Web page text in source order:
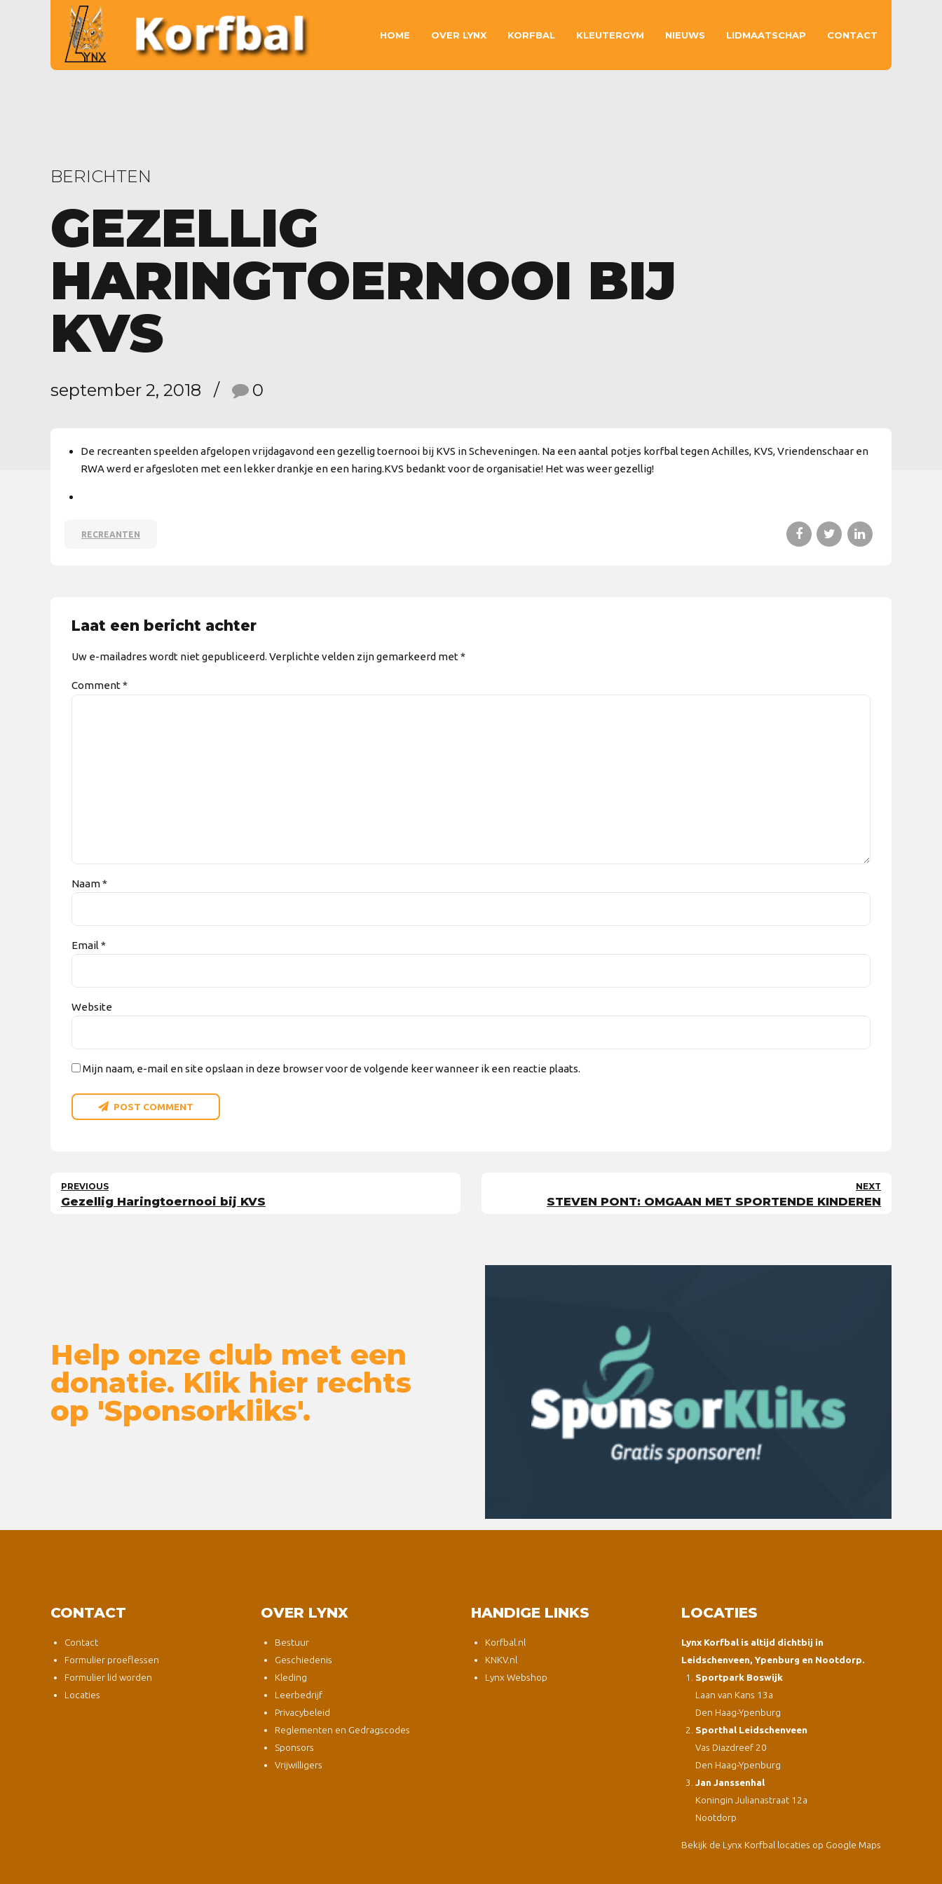
HOME OVER LYNX KORFBAL KLEUTERGYM NIEUWS LIDMAATSCHAP CONTACT
BERICHTEN
GEZELLIG
HARINGTOERNOOI BIJ
KVS
september 2, 2018 0
De recreanten speelden afgelopen vrijdagavond een gezellig toernooi bij KVS in Scheveningen. Na een aantal potjes korfbal tegen Achilles, KVS, Vriendenschaar en
RWA werd er afgesloten met een lekker drankje en een haring.KVS bedankt voor de organisatie! Het was weer gezellig!
RECREANTEN
Laat een bericht achter
Uw e-mailadres wordt niet gepubliceerd. Verplichte velden zijn gemarkeerd met *
Comment*
Naam *
Email *
Website
Mijn naam, e-mail en site opslaan in deze browser voor de volgende keer wanneer ik een reactie plaats.
POST COMMENT
PREVIOUS
Gezellig Haringtoernooi bij KVS
NEXT
STEVEN PONT: OMGAAN MET SPORTENDE KINDEREN
Help onze club met een
donatie. Klik hier rechts
op 'Sponsorkliks'.
CONTACT
Contact
Formulier proeflessen
Formulier lid worden
Locaties
OVER LYNX
Bestuur
Geschiedenis
Kleding
Leerbedrijf
Privacybeleid
Reglementen en Gedragscodes
Sponsors
Vrijwilligers
HANDIGE LINKS
Korfbal.nl
KNKV.nl
Lynx Webshop
LOCATIES
Lynx Korfbal is altijd dichtbij in
Leidschenveen, Ypenburg en Nootdorp.
Sportpark Boswijk
Laan van Kans 13a
Den Haag-Ypenburg
Sporthal Leidschenveen
Vas Diazdreef 20
Den Haag-Ypenburg
Jan Janssenhal
Koningin Julianastraat 12a
Nootdorp
Bekijk de Lynx Korfbal locaties op Google Maps